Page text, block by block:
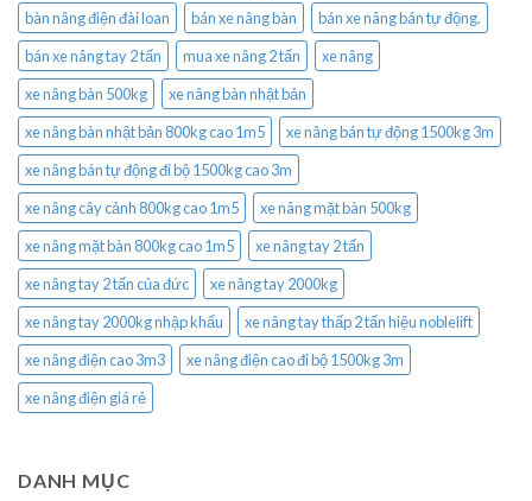
bàn nâng điện đài loan
bán xe nâng bàn
bán xe nâng bán tự động.
bán xe nâng tay 2 tấn
mua xe nâng 2 tấn
xe nâng
xe nâng bàn 500kg
xe nâng bàn nhật bản
xe nâng bàn nhật bản 800kg cao 1m5
xe nâng bán tự động 1500kg 3m
xe nâng bán tự động đi bộ 1500kg cao 3m
xe nâng cây cảnh 800kg cao 1m5
xe nâng mặt bàn 500kg
xe nâng mặt bàn 800kg cao 1m5
xe nâng tay 2 tấn
xe nâng tay 2 tấn của đức
xe nâng tay 2000kg
xe nâng tay 2000kg nhập khẩu
xe nâng tay thấp 2 tấn hiệu noblelift
xe nâng điện cao 3m3
xe nâng điện cao đi bộ 1500kg 3m
xe nâng điện giá rẻ
DANH MỤC